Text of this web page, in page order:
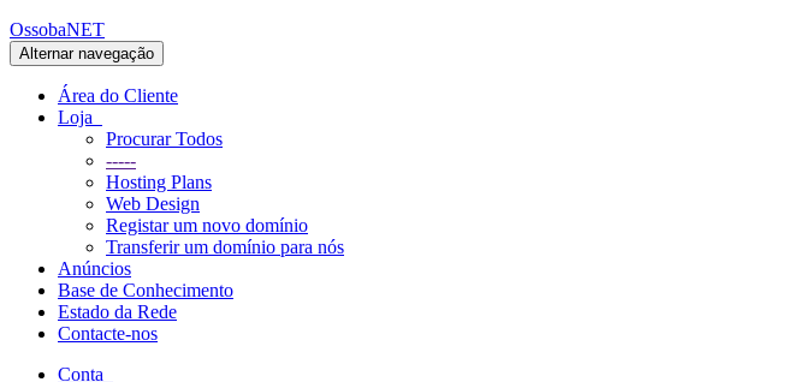
OssobaNET
Alternar navegação
Área do Cliente
Loja
Procurar Todos
-----
Hosting Plans
Web Design
Registar um novo domínio
Transferir um domínio para nós
Anúncios
Base de Conhecimento
Estado da Rede
Contacte-nos
Conta